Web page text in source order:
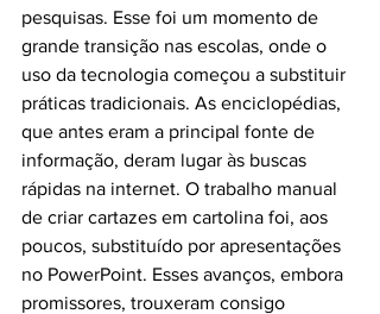
pesquisas. Esse foi um momento de
grande transição nas escolas, onde o
uso da tecnologia começou a substituir
práticas tradicionais. As enciclopédias,
que antes eram a principal fonte de
informação, deram lugar às buscas
rápidas na internet. O trabalho manual
de criar cartazes em cartolina foi, aos
poucos, substituído por apresentações
no PowerPoint. Esses avanços, embora
promissores, trouxeram consigo